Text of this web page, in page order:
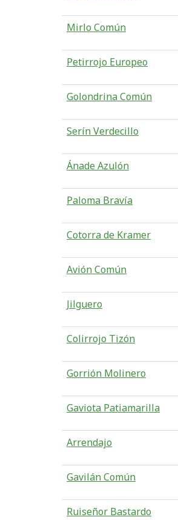
Mirlo Común
Petirrojo Europeo
Golondrina Común
Serín Verdecillo
Ánade Azulón
Paloma Bravía
Cotorra de Kramer
Avión Común
Jilguero
Colirrojo Tizón
Gorrión Molinero
Gaviota Patiamarilla
Arrendajo
Gavilán Común
Ruiseñor Bastardo